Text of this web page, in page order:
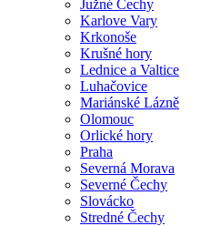
Južné Čechy
Karlove Vary
Krkonoše
Krušné hory
Lednice a Valtice
Luhačovice
Mariánské Lázně
Olomouc
Orlické hory
Praha
Severná Morava
Severné Čechy
Slovácko
Stredné Čechy